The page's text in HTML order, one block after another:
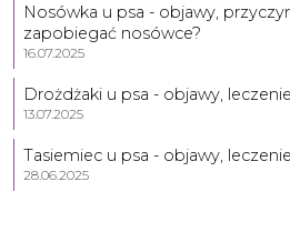
Nosówka u psa - objawy,
zapobiegać nosówce?
16.07.2025
Drożdżaki u psa - objawy,
13.07.2025
Tasiemiec u psa - objawy,
28.06.2025